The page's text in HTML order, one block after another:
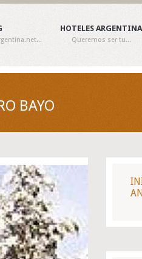
HOTELES ARGENTINA
Queremos ser tu...
BAYO